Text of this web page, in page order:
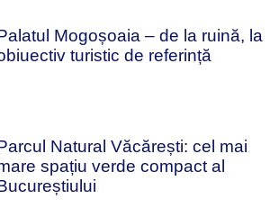
Mogoșoaia – de la ruină, la
turistic de referință
Natural Văcărești: cel mai
spațiu verde compact al